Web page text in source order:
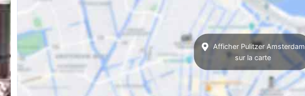
Afficher Pulitzer Amsterdam
sur la carte